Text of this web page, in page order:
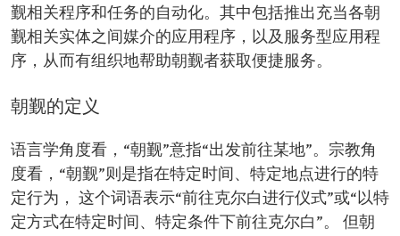
觐相关程序和任务的自动化。其中包括推出充当各朝
觐相关实体之间媒介的应用程序，以及服务型应用程
序，从而有组织地帮助朝觐者获取便捷服务。
朝觐的定义
语言学角度看，“朝觐”意指“出发前往某地”。宗教角
度看，“朝觐”则是指在特定时间、特定地点进行的特
定行为， 这个词语表示“前往克尔白进行仪式”或“以特
定方式在特定时间、特定条件下前往克尔白”。 但朝